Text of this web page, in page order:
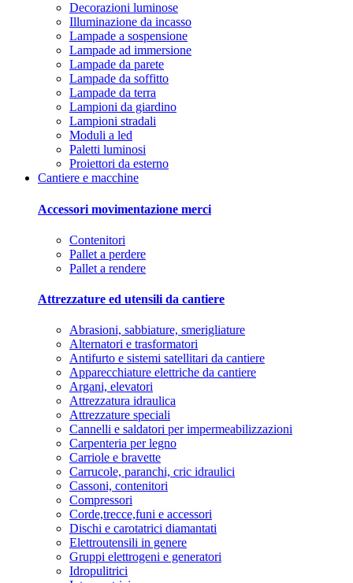
Decorazioni luminose
Illuminazione da incasso
Lampade a sospensione
Lampade ad immersione
Lampade da parete
Lampade da soffitto
Lampade da terra
Lampioni da giardino
Lampioni stradali
Moduli a led
Paletti luminosi
Proiettori da esterno
Cantiere e macchine
Accessori movimentazione merci
Contenitori
Pallet a perdere
Pallet a rendere
Attrezzature ed utensili da cantiere
Abrasioni, sabbiature, smerigliature
Alternatori e trasformatori
Antifurto e sistemi satellitari da cantiere
Apparecchiature elettriche da cantiere
Argani, elevatori
Attrezzatura idraulica
Attrezzature speciali
Cannelli e saldatori per impermeabilizzazioni
Carpenteria per legno
Carriole e bravette
Carrucole, paranchi, cric idraulici
Cassoni, contenitori
Compressori
Corde,trecce,funi e accessori
Dischi e carotatrici diamantati
Elettroutensili in genere
Gruppi elettrogeni e generatori
Idropulitrici